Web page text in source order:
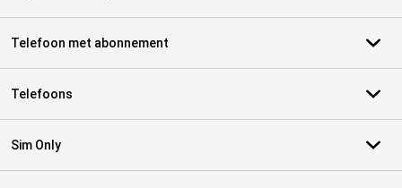
Telefoon met abonnement
Telefoons
Sim Only